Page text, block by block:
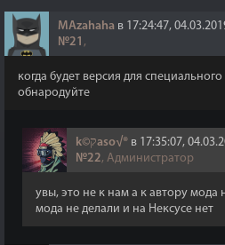
MAzahaha в 17:24:47,
№21 ,
когда будет версия для
обнародуйте
k©קaso√® в 17:35:07,
№22, Администратор
увы, это не к нам а к автору мода
мода не делали и на Нексусе нет